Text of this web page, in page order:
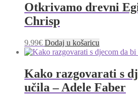
Otkrivamo drevni
Chrisp
9.99€ Dodaj u košaricu
Kako razgovarati s
učila – Adele Faber